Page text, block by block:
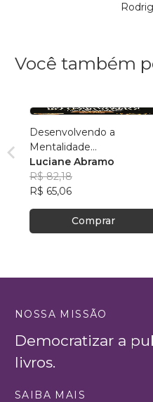
Você também
Desenvolvendo a
Mentalidade
Empreendedora
Luciane Abramo
R$ 82,18
R$ 65,06
Comprar
NOSSA MISSÃO
Democratizar a
livros.
SAIBA MAIS